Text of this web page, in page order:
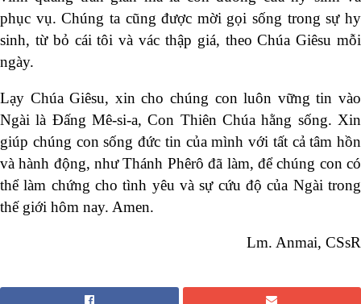
phục vụ. Chúng ta cũng được mời gọi sống trong sự hy
sinh, từ bỏ cái tôi và vác thập giá, theo Chúa Giêsu mỗi
ngày.
Lạy Chúa Giêsu, xin cho chúng con luôn vững tin vào
Ngài là Đấng Mê-si-a, Con Thiên Chúa hằng sống. Xin
giúp chúng con sống đức tin của mình với tất cả tâm hồn
và hành động, như Thánh Phêrô đã làm, để chúng con có
thể làm chứng cho tình yêu và sự cứu độ của Ngài trong
thế giới hôm nay. Amen.
Lm. Anmai, CSsR